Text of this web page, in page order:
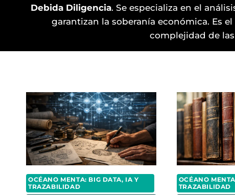
Debida Diligencia. Se especializa en el
garantizan la soberanía económica. Es
complejidad de
OCÉANO MENTA: BIG DATA, IA Y
TRAZABILIDAD
OCÉANO
TRAZABILIDAD